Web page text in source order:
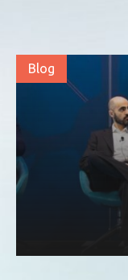
Blog